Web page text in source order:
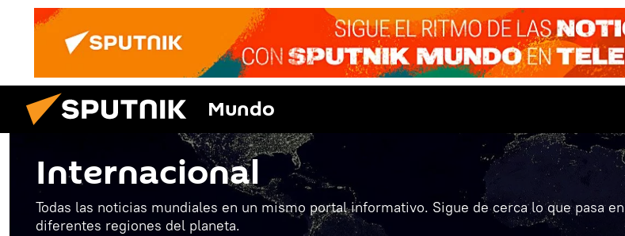
Mundo
Internacional
Todas las noticias mundiales en un mismo portal informativo. Sigue de cerca lo que pasa en
diferentes regiones del planeta.